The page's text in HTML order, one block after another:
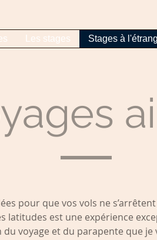
Les stages Stages à
pour que vos vols ne
latitudes est une expérience
du voyage et du parapente que